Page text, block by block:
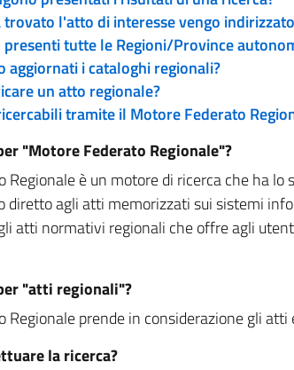
trovato l'atto di interesse vengo
presenti tutte le Regioni/Province
aggiornati i cataloghi regionali?
un atto regionale?
tramite il Motore Federato
"Motore Federato Regionale"?
Regionale è un motore di ricerca che ha
diretto agli atti memorizzati sui sistemi
atti normativi regionali che offre agli
"atti regionali"?
Regionale prende in considerazione gli
la ricerca?